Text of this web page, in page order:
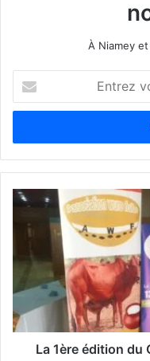
À Niamey
t
e
z
o
a
r
e
s
La 1ère édition du